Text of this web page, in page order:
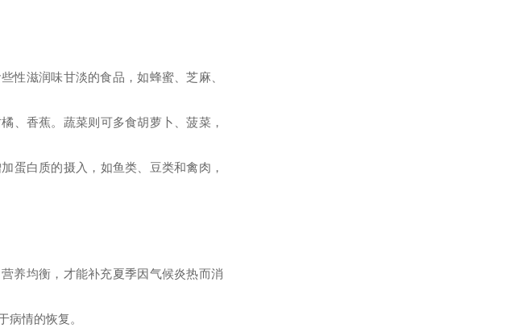
性滋润味甘淡的食品，如蜂蜜、芝麻、
、香蕉。蔬菜则可多食胡萝卜、菠菜，
蛋白质的摄入，如鱼类、豆类和禽肉，
养均衡，才能补充夏季因气候炎热而消
病情的恢复。